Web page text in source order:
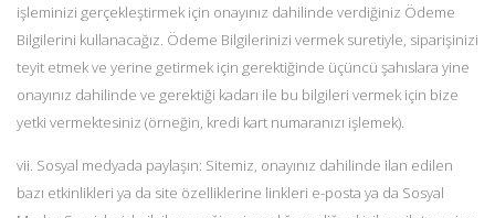
işleminizi gerçekleştirmek için onayınız dahilinde verdiğiniz Ödeme
Bilgilerini kullanacağız. Ödeme Bilgilerinizi vermek suretiyle, siparişinizi
teyit etmek ve yerine getirmek için gerektiğinde üçüncü şahıslara yine
onayınız dahilinde ve gerektiği kadarı ile bu bilgileri vermek için bize
yetki vermektesiniz (örneğin, kredi kart numaranızı işlemek).
vii. Sosyal medyada paylaşın: Sitemiz, onayınız dahilinde ilan edilen
bazı etkinlikleri ya da site özelliklerine linkleri e-posta ya da Sosyal